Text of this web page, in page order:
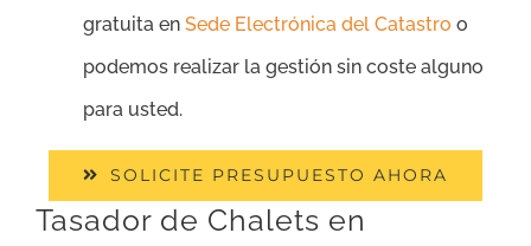
gratuita en Sede Electrónica del Catastro o
podemos realizar la gestión sin coste alguno
para usted.
SOLICITE PRESUPUESTO AHORA
Tasador de Chalets en